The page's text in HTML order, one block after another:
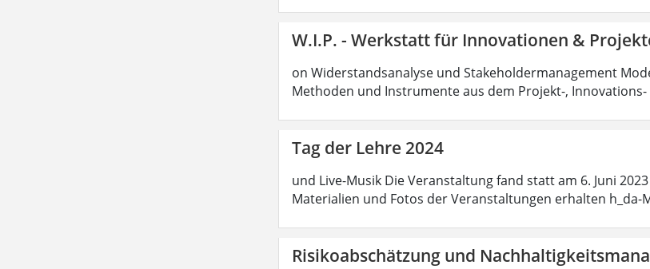
W.I.P. - Werkstatt für Innovationen &
on Widerstandsanalyse und Stakeholdermanagement
Methoden und Instrumente aus dem Projekt-,
Tag der Lehre 2024
und Live-Musik Die Veranstaltung fand statt am 6. Juni
Materialien und Fotos der Veranstaltungen erhalten h_da-
Risikoabschätzung und